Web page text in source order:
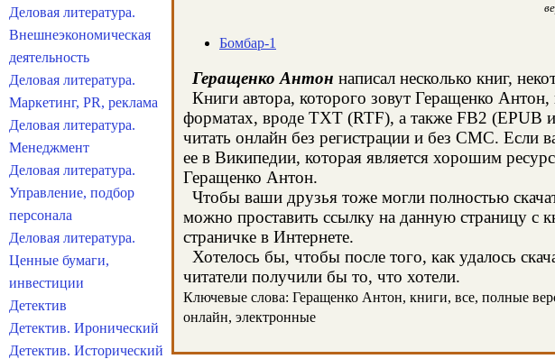
Бомбар-1
Геращенко Антон написал несколько книг,
Книги автора, которого зовут Геращенко
форматах, вроде TXT (RTF), а также FB2 (EPUB
читать онлайн без регистрации и без СМС. Если
ее в Википедии, которая является хорошим
Геращенко Антон.
Чтобы ваши друзья тоже могли полностью
можно проставить ссылку на данную страницу с
страничке в Интернете.
Хотелось бы, чтобы после того, как удалось
читатели получили бы то, что хотели.
Ключевые слова: Геращенко Антон, книги, все, полные
онлайн, электронные
Деловая литература.
Внешнеэкономическая
деятельность
Деловая литература.
Маркетинг, PR, реклама
Деловая литература.
Менеджмент
Деловая литература.
Управление, подбор
персонала
Деловая литература.
Ценные бумаги,
инвестиции
Детектив
Детектив. Иронический
Детектив. Исторический